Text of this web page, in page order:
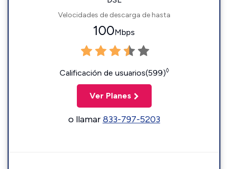
Velocidades de descarga de hasta
100Mbps
Calificación de usuarios(599)◊
Ver Planes
o llamar833-797-5203